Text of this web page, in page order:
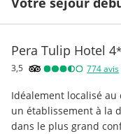
Pera Tulip Hotel 4*
3,5 774avis
Idéalement localisé
un établissement à la
dans le plus grand